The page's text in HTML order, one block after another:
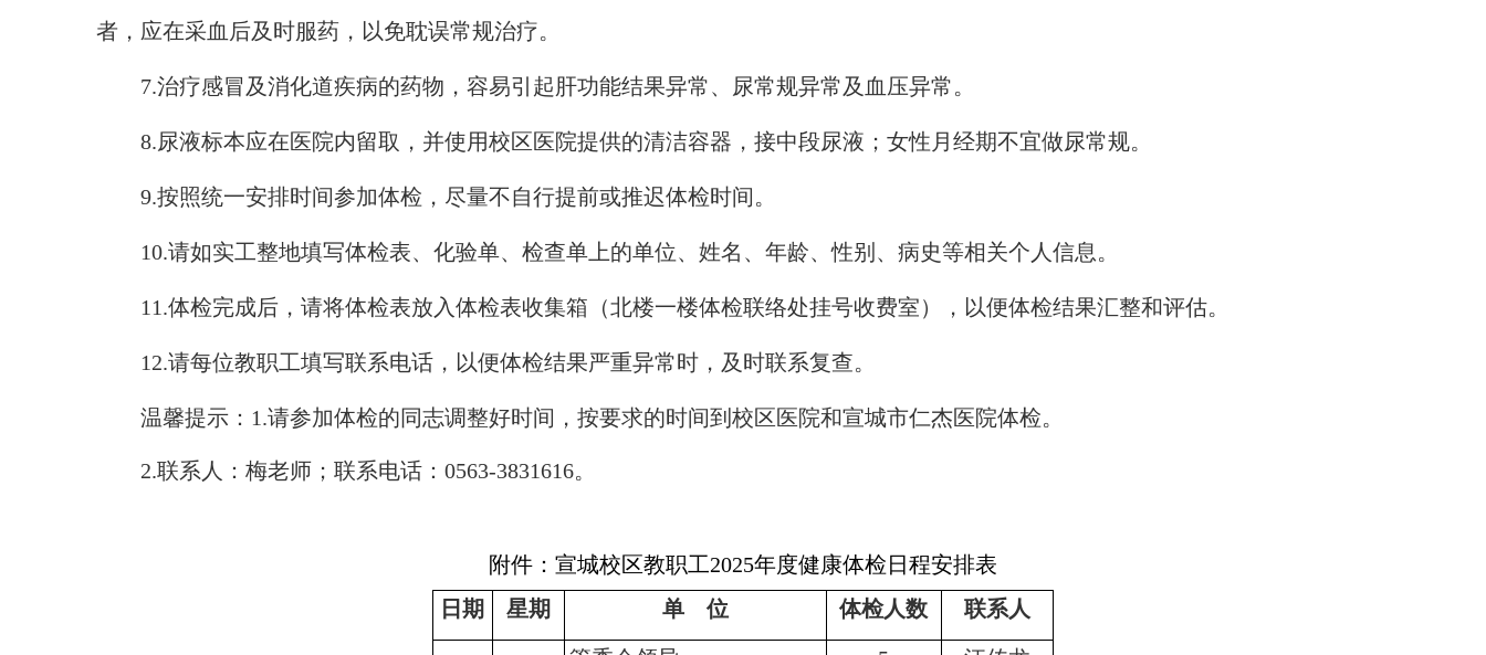
者，应在采血后及时服药，以免耽误常规治疗。
7.治疗感冒及消化道疾病的药物，容易引起肝功能结果异常、尿常规异常及血压异常。
8.尿液标本应在医院内留取，并使用校区医院提供的清洁容器，接中段尿液；女性月经期不宜做尿常规。
9.按照统一安排时间参加体检，尽量不自行提前或推迟体检时间。
10.请如实工整地填写体检表、化验单、检查单上的单位、姓名、年龄、性别、病史等相关个人信息。
11.体检完成后，请将体检表放入体检表收集箱（北楼一楼体检联络处挂号收费室），以便体检结果汇整和评估。
12.请每位教职工填写联系电话，以便体检结果严重异常时，及时联系复查。
温馨提示： 1.请参加体检的同志调整好时间，按要求的时间到校区医院和宣城市仁杰医院体检。
2.联系人：梅老师；联系电话： 0563-3831616。
附件：宣城校区教职工2025年度健康体检日程安排表
日期
星期 单 位 体检人数 联系人